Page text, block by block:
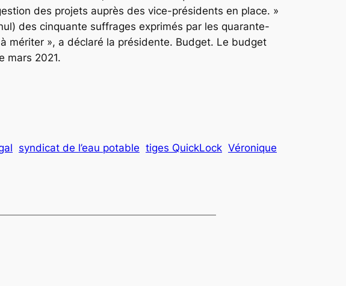
des projets auprès des vice-présidents en place. »
des cinquante suffrages exprimés par les quarante-
mériter », a déclaré la présidente. Budget. Le budget
mars 2021.
syndicat de l’eau potable tiges QuickLock Véronique